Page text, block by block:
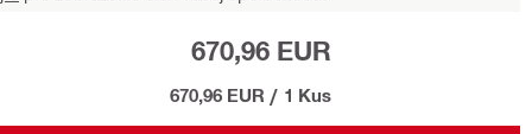
670,96 EUR
670,96 EUR / 1 Kus